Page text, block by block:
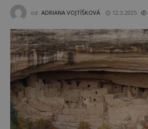
od ADRIANA VOJTÍŠKOVÁ 12.3.2025